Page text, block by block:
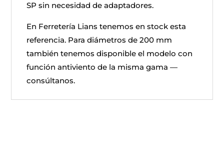
SP sin necesidad de adaptadores.
En Ferretería Lians tenemos en stock esta
referencia. Para diámetros de 200 mm
también tenemos disponible el modelo con
función antiviento de la misma gama —
consúltanos.